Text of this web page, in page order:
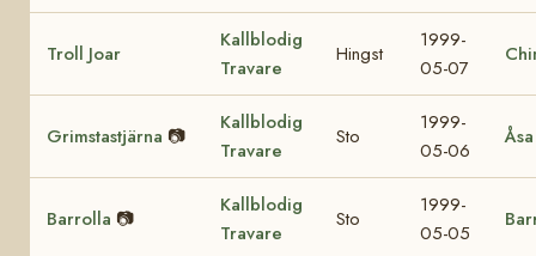
Troll Joar
Kallblodig
Travare
Hingst
1999-
05-07
Grimstastjärna 📷
Kallblodig
Travare
Sto
1999-
05-06
Barrolla 📷
Kallblodig
Travare
Sto
1999-
05-05